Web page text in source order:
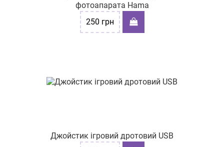
фотоапарата Hama
250 грн
Джойстик ігровий дротовий USB